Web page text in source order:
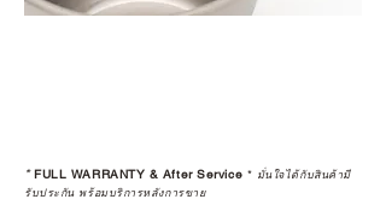
*FULL WARRANTY & After Service * มั่นใจได้กับสินค้ามี
รับประกัน พร้อมบริการหลังการขาย